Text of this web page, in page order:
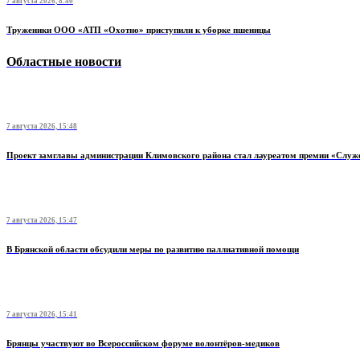
Труженики ООО «АТП «Охотно» приступили к уборке пшеницы
Областные новости
7 августа 2026, 15:48
Проект замглавы администрации Климовского района стал лауреатом премии
7 августа 2026, 15:47
В Брянской области обсудили меры по развитию паллиативной помощи
7 августа 2026, 15:41
Брянцы участвуют во Всероссийском форуме волонтёров-медиков